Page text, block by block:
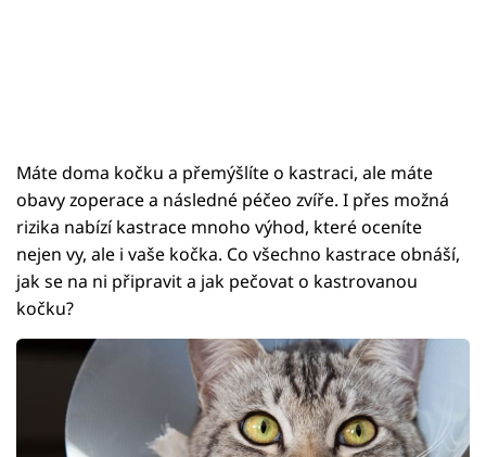
Máte doma kočku a přemýšlíte o kastraci, ale máte
obavy zoperace a následné péčeo zvíře. I přes možná
rizika nabízí kastrace mnoho výhod, které oceníte
nejen vy, ale i vaše kočka. Co všechno kastrace obnáší,
jak se na ni připravit a jak pečovat o kastrovanou
kočku?